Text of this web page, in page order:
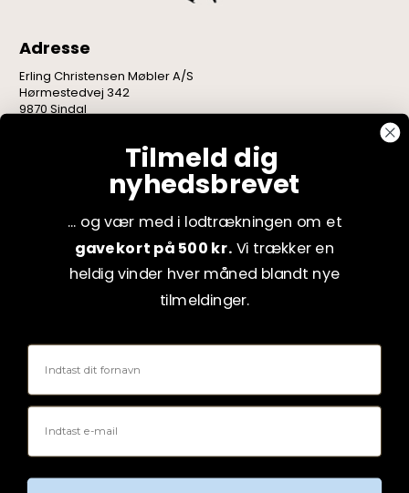
Adresse
Erling Christensen Møbler A/S
Hørmestedvej 342
9870 Sindal
Tilmeld dig
nyhedsbrevet
... og vær med i lodtrækningen om et
gavekort på 500 kr. Vi trækker en
heldig vinder hver måned blandt nye
tilmeldinger.
Fornavn
Email